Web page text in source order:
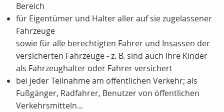
Bereich
für Eigentümer und Halter aller auf sie zugelassener
Fahrzeuge
sowie für alle berechtigten Fahrer und Insassen der
versicherten Fahrzeuge - z. B. sind auch Ihre Kinder
als Fahrzeughalter oder Fahrer versichert
bei jeder Teilnahme am öffentlichen Verkehr; als
Fußgänger, Radfahrer, Benutzer von öffentlichen
Verkehrsmitteln...